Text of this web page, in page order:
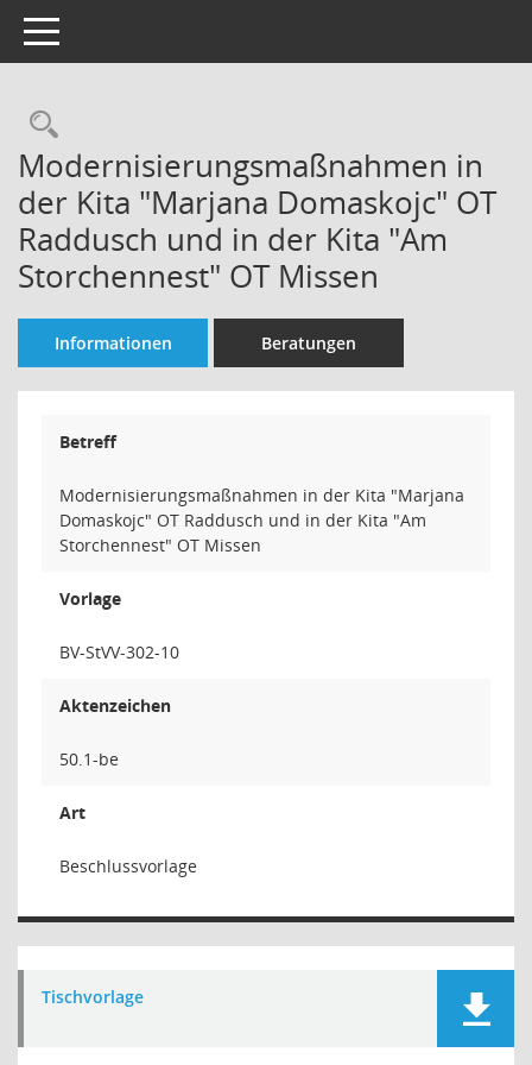
Toggle navigation
Rechercheauswahl
Modernisierungsmaßnahmen in
der Kita "Marjana Domaskojc" OT
Raddusch und in der Kita "Am
Storchennest" OT Missen
Informationen Beratungen
Betreff
Modernisierungsmaßnahmen in der Kita "Marjana
Domaskojc" OT Raddusch und in der Kita "Am
Storchennest" OT Missen
Vorlage
BV-StVV-302-10
Aktenzeichen
50.1-be
Art
Beschlussvorlage
Tischvorlage